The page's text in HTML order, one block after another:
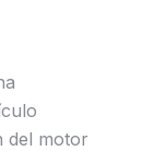
del motor